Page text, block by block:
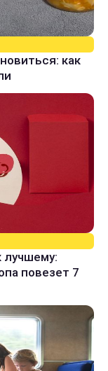
как
лучшему:
повезет 7